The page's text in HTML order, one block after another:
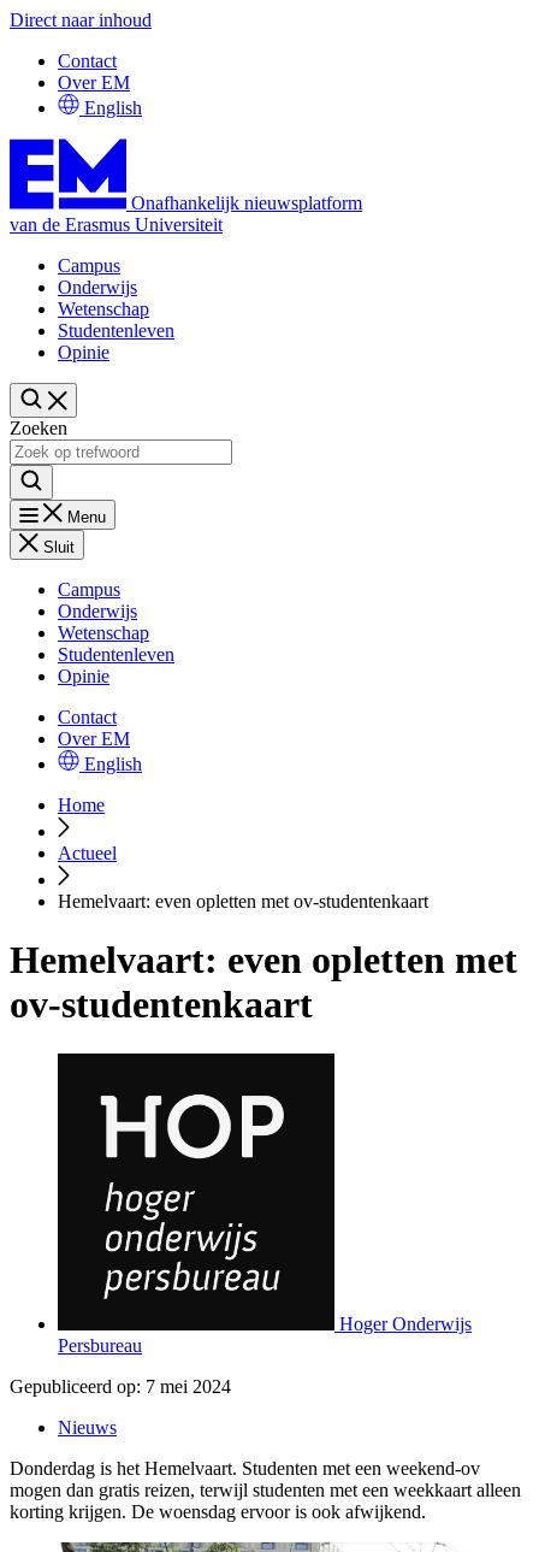
Direct naar inhoud
Contact
Over EM
English
Onafhankelijk nieuwsplatform
van de Erasmus Universiteit
Campus
Onderwijs
Wetenschap
Studentenleven
Opinie
Zoeken
Menu
Sluit
Campus
Onderwijs
Wetenschap
Studentenleven
Opinie
Contact
Over EM
English
Home
Actueel
Hemelvaart: even opletten met ov-studentenkaart
Hemelvaart: even opletten met
ov-studentenkaart
Hoger Onderwijs
Persbureau
Gepubliceerd op: 7 mei 2024
Nieuws
Donderdag is het Hemelvaart. Studenten met een weekend-ov
mogen dan gratis reizen, terwijl studenten met een weekkaart alleen
korting krijgen. De woensdag ervoor is ook afwijkend.